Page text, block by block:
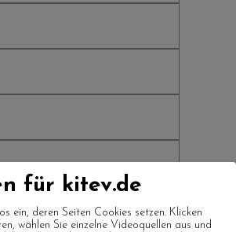
für kitev.de
ein, deren Seiten Cookies setzen. Klicken
wählen Sie einzelne Videoquellen aus und